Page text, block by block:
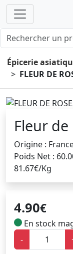
Épicerie
FLEUR DE
Fleur
Origine :
Poids Net :
81.67€/Kg
4.90€
En stock
-